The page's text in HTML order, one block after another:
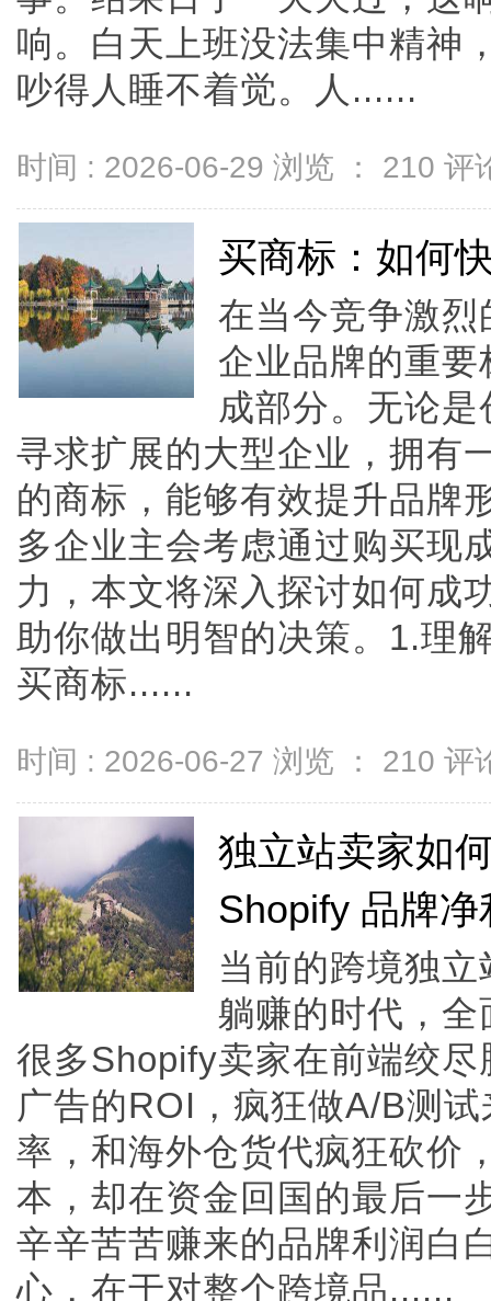
响。白天上班没法集中精神
吵得人睡不着觉。人......
时间 : 2026-06-29 浏览 ： 210 评
买商标：如何
在当今竞争激
企业品牌的重
成部分。无论
寻求扩展的大型企业，拥有
的商标，能够有效提升品牌
多企业主会考虑通过购买现
力，本文将深入探讨如何成
助你做出明智的决策。1.理
买商标......
时间 : 2026-06-27 浏览 ： 210 评
独立站卖家如
Shopify 品牌净
当前的跨境独
躺赚的时代，
很多Shopify卖家在前端绞
广告的ROI，疯狂做A/B测
率，和海外仓货代疯狂砍价
本，却在资金回国的最后一
辛辛苦苦赚来的品牌利润白
心，在于对整个跨境品......